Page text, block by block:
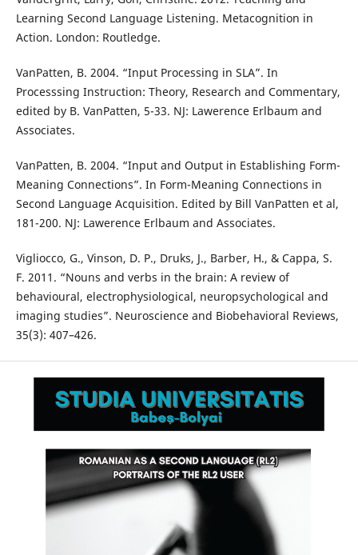
Learning Second Language Listening. Metacognition in
Action. London: Routledge.
VanPatten, B. 2004. “Input Processing in SLA”. In
Processsing Instruction: Theory, Research and Commentary,
edited by B. VanPatten, 5-33. NJ: Lawerence Erlbaum and
Associates.
VanPatten, B. 2004. “Input and Output in Establishing Form-
Meaning Connections”. In Form-Meaning Connections in
Second Language Acquisition. Edited by Bill VanPatten et al,
181-200. NJ: Lawerence Erlbaum and Associates.
Vigliocco, G., Vinson, D. P., Druks, J., Barber, H., & Cappa, S.
F. 2011. “Nouns and verbs in the brain: A review of
behavioural, electrophysiological, neuropsychological and
imaging studies”. Neuroscience and Biobehavioral Reviews,
35(3): 407–426.